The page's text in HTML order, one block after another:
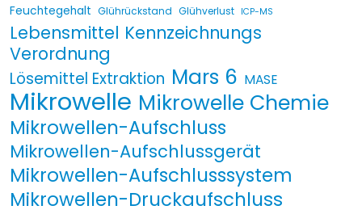
Feuchtegehalt Glührückstand Glühverlust ICP-MS
Lebensmittel Kennzeichnungs
Verordnung
Lösemittel Extraktion Mars 6 MASE
Mikrowelle Mikrowelle Chemie
Mikrowellen-Aufschluss
Mikrowellen-Aufschlussgerät
Mikrowellen-Aufschlusssystem
Mikrowellen-Druckaufschluss